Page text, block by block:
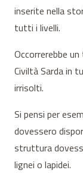
inserite nella
tutti i livelli.
Occorrerebbe
Civiltà Sarda in
irrisolti.
Si pensi per
dovessero
struttura
lignei o lapidei.